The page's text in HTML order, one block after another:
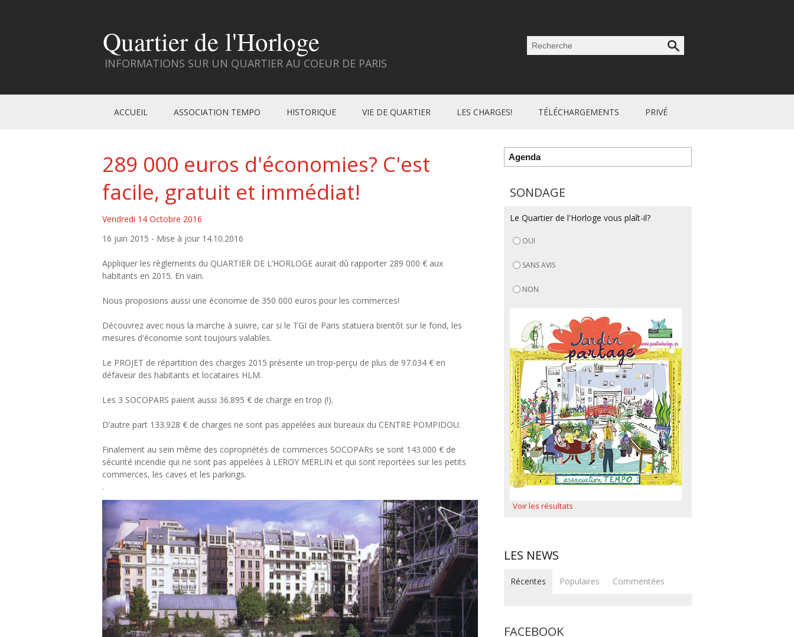
Quartier de l'Horloge
INFORMATIONS SUR UN QUARTIER AU COEUR DE PARIS
ACCUEIL ASSOCIATION TEMPO HISTORIQUE VIE DE QUARTIER LES CHARGES! TÉLÉCHARGEMENTS PRIVÉ
289 000 euros d'économies? C'est
facile, gratuit et immédiat!
Vendredi 14 Octobre 2016
16 juin 2015 - Mise à jour 14.10.2016
Appliquer les règlements du QUARTIER DE L’HORLOGE aurait dû rapporter 289 000 € aux
habitants en 2015. En vain.
Nous proposions aussi une économie de 350 000 euros pour les commerces!
Découvrez avec nous la marche à suivre, car si le TGI de Paris statuera bientôt sur le fond, les
mesures d'économie sont toujours valables.
Le PROJET de répartition des charges 2015 présente un trop-perçu de plus de 97.034 € en
défaveur des habitants et locataires HLM.
Les 3 SOCOPARS paient aussi 36.895 € de charge en trop (!).
D’autre part 133.928 € de charges ne sont pas appelées aux bureaux du CENTRE POMPIDOU.
Finalement au sein même des copropriétés de commerces SOCOPARs se sont 143.000 € de
sécurité incendie qui ne sont pas appelées à LEROY MERLIN et qui sont reportées sur les petits
commerces, les caves et les parkings.
.
Agenda
SONDAGE
Le Quartier de l'Horloge vous plaît-il?
OUI
SANS AVIS
NON
Voir les résultats
LES NEWS
Récentes Populaires Commentées
FACEBOOK